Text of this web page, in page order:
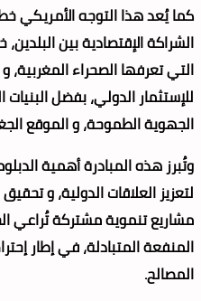
كما يُعد هذا التوجه الأمريكي
الشراكة الإقتصادية بين
التي تعرفها الصحراء
للإستثمار الدولي، بفضل
الجهوية الطموحة، و الموقع
وتُبرز هذه المبادرة أهمية
لتعزيز العلاقات الدولية، و
مشاريع تنموية مشتركة تُراعي
المنفعة المتبادلة، في إطار
المصالح.